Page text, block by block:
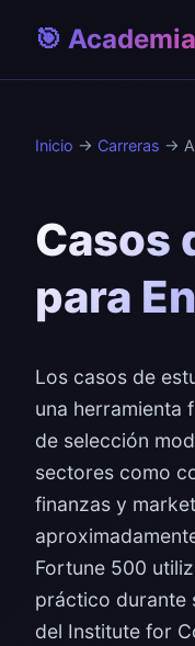
🎯
Inicio → Carreras →
Casos
para
Los casos de
una herramienta
de selección
sectores como
finanzas y
Fortune 500
práctico durante
del Institute for